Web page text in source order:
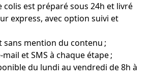
colis est préparé sous 24h et livré
express, avec option suivi et
sans mention du contenu ;
et SMS à chaque étape ;
du lundi au vendredi de 8h à